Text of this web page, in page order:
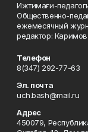
Ижтимағи-
Общественно-
ежемесячный
редактор:
Телефон
8(347) 292-77-63
Эл. почта
uch.bash@mail.ru
Адрес
450079,